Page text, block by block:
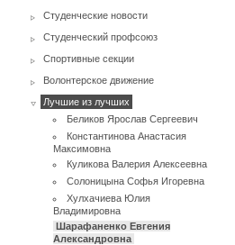
Студенческие новости
Студенческий профсоюз
Спортивные секции
Волонтерское движение
Лучшие из лучших
Беликов Ярослав Сергеевич
Константинова Анастасия
Максимовна
Куликова Валерия Алексеевна
Солоницына Софья Игоревна
Хулхачиева Юлия
Владимировна
Шарафаненко Евгения
Александровна